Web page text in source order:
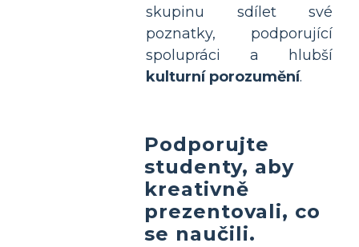
skupinu sdílet své
poznatky, podporující
spolupráci a hlubší
kulturní porozumění.
Podporujte
studenty, aby
kreativně
prezentovali, co
se naučili.